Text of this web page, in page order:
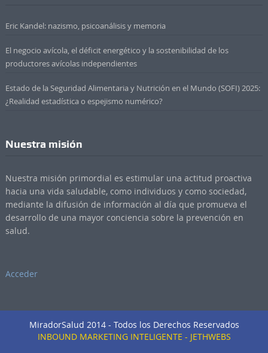
Eric Kandel: nazismo, psicoanálisis y memoria
El negocio avícola, el déficit energético y la sostenibilidad de los
productores avícolas independientes
Estado de la Seguridad Alimentaria y Nutrición en el Mundo (SOFI) 2025:
¿Realidad estadística o espejismo numérico?
Nuestra misión
Nuestra misión primordial es estimular una actitud proactiva
hacia una vida saludable, como individuos y como sociedad,
mediante la difusión de información al día que promueva el
desarrollo de una mayor conciencia sobre la prevención en
salud.
Acceder
MiradorSalud 2014 - Todos los Derechos Reservados
INBOUND MARKETING INTELIGENTE - JETHWEBS